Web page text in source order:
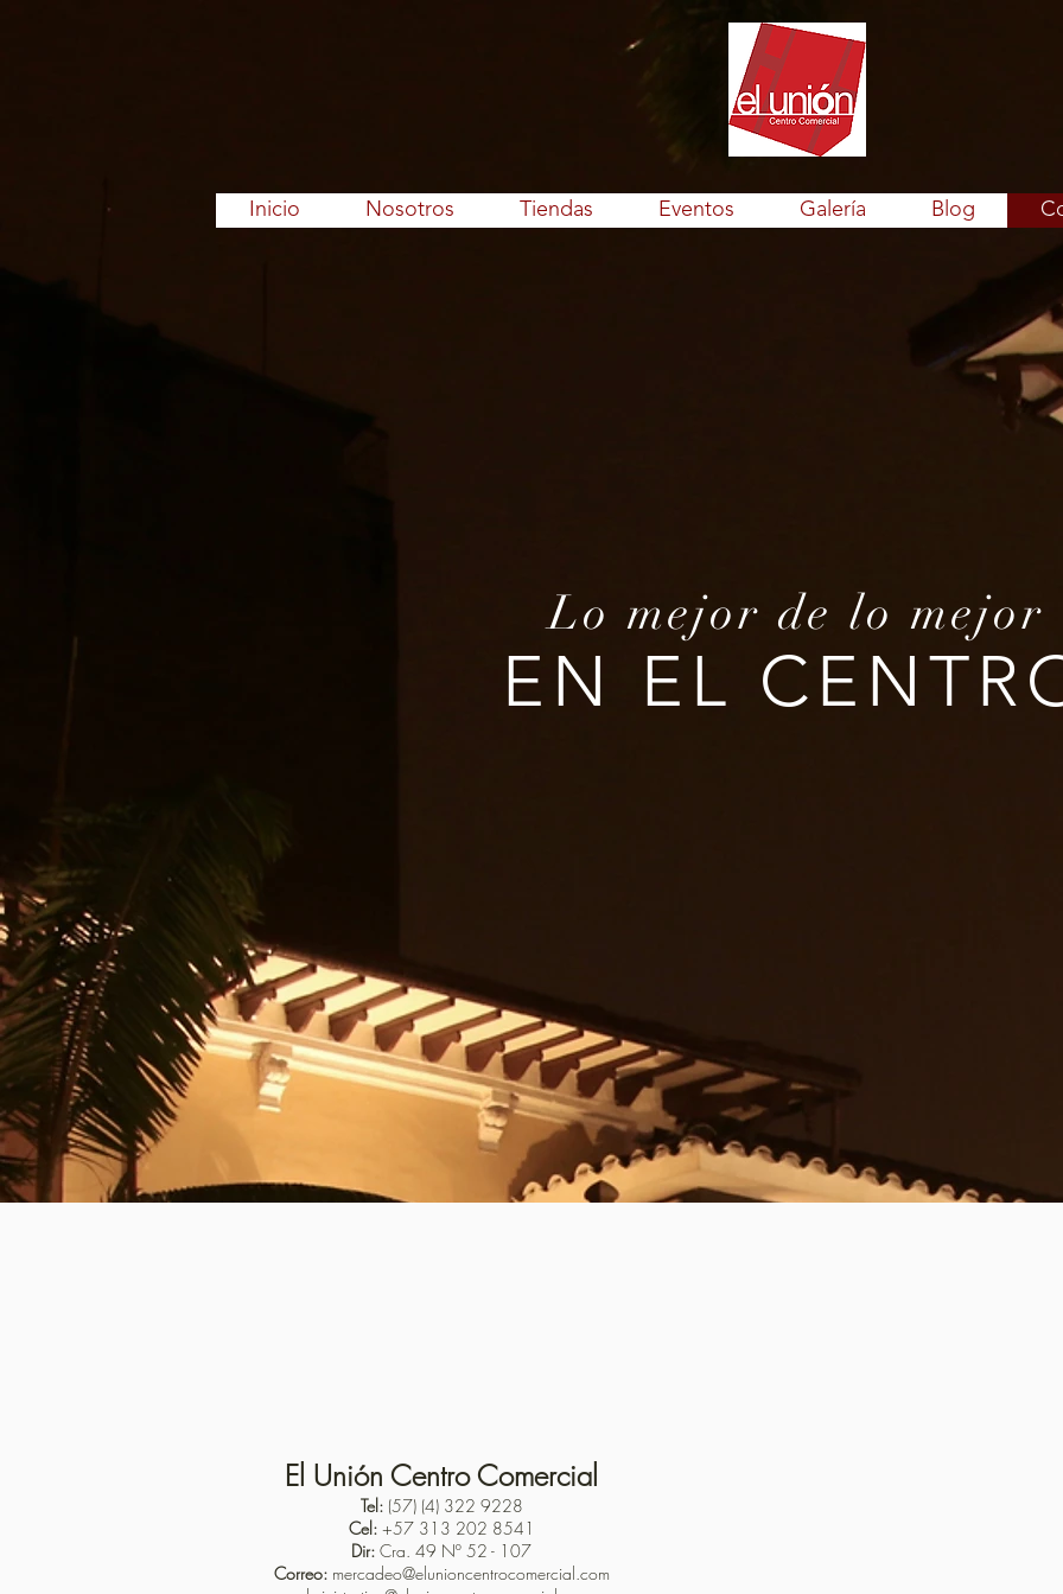
Inicio Nosotros Tiendas Eventos Galería Blog
Lo mejor de lo mejor
EN EL
El Unión Centro Comercial
Tel:(57) (4) 322 9228
Cel: +57 313 202 8541
Dir: Cra. 49 Nº 52 - 107
Correo: mercadeo@elunioncentrocomercial.com